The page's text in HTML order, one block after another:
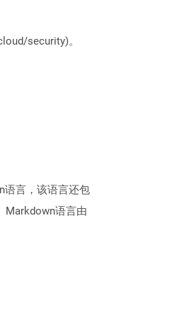
security)。
语言，该语言还包
Markdown语言由